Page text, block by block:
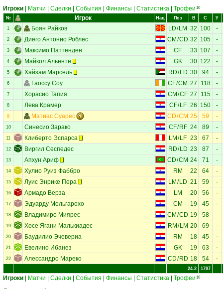
Игроки
Матчи Сделки События Финансы Статистика Трофеи 10
№ Игрок Нац Поз В С У
1 Боян Райков LD/ LM 32 100 -
2 Диего Антонио Роблес CM /CD 32 105 -
3 Максимо Паттенден CF 33 107 -
4 Майкол Альенте GK 30 122 -
5 Хайзам Марсель RD/LD 30 94 -
6 Гаоссу Соу CF/CM 27 118 -
7 Хорасио Тапия CM /CF 27 115 -
8 Лева Крамер CF/LF 26 150 -
9 Матиас Суарес CD/CM 25 59 -
10 Синесио Зарако CF/RF 24 89 -
11 Клиберто Эспарса LM / LF 23 67 -
12 Виргил Сеспедес RD/LD 23 87 -
13 Апхун Ариф CD/CM 24 71 -
14 Хулио Руиз Фаббро RM 22 64 -
15 Луис Энрике Пера LM / LD 21 59 -
16 Армадо Верза LM 20 56 -
17 Эдуарду Мельгарехо CM 19 45 -
18 Владимиро Миярес CM /CD 19 58 -
19 Хосе Ягани Малькиадес RM /LM 20 69 -
20 Баудилио Эчевериа RM 18 45 -
21 Евелино Ибанез GK 19 63 -
22 Алессандро Мареко CD/RD 18 54 -
24.2 1797
Игроки Матчи Сделки События Финансы Статистика Трофеи 10